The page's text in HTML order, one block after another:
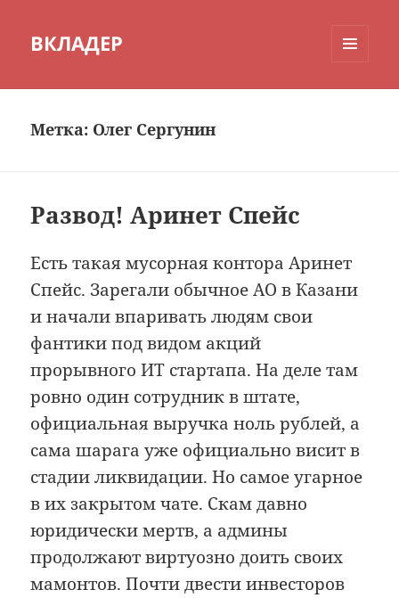
ВКЛАДЕР
Метка: Олег Сергунин
Развод! Аринет Спейс
Есть такая мусорная контора Аринет
Спейс. Зарегали обычное АО в Казани
и начали впаривать людям свои
фантики под видом акций
прорывного ИТ стартапа. На деле там
ровно один сотрудник в штате,
официальная выручка ноль рублей, а
сама шарага уже официально висит в
стадии ликвидации. Но самое угарное
в их закрытом чате. Скам давно
юридически мертв, а админы
продолжают виртуозно доить своих
мамонтов. Почти двести инвесторов